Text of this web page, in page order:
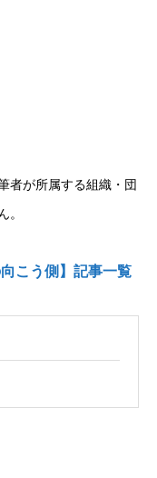
者が所属する組織・団
。
こう側】記事一覧